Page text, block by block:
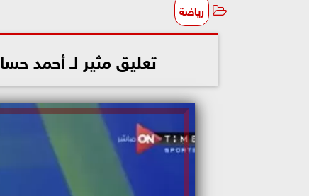
رياضة
تعليق مثير لـ أحمد